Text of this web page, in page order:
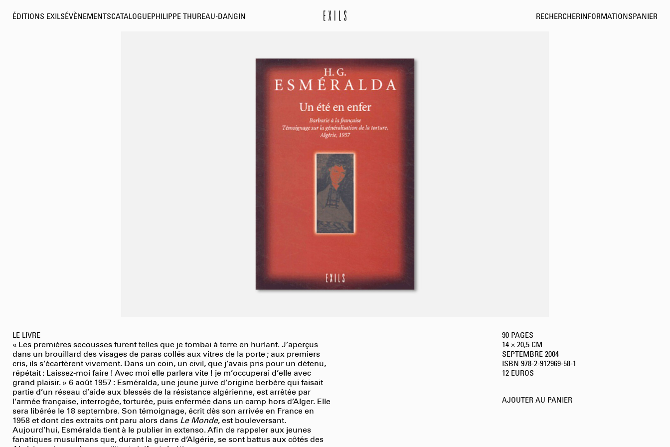
ÉDITIONS EXILSÉVÈNEMENTSCATALOGUEPHILIPPE THUREAU-DANGIN RECHERCHER INFORMATIONS PANIER
LE LIVRE
« Les premières secousses furent telles que je tombai à terre en hurlant. J’aperçus
dans un brouillard des visages de paras collés aux vitres de la porte ; aux premiers
cris, ils s’écartèrent vivement. Dans un coin, un civil, que j’avais pris pour un détenu,
répétait : Laissez-moi faire ! Avec moi elle parlera vite ! je m’occuperai d’elle avec
grand plaisir. » 6 août 1957 : Esméralda, une jeune juive d’origine berbère qui faisait
partie d’un réseau d’aide aux blessés de la résistance algérienne, est arrêtée par
l’armée française, interrogée, torturée, puis enfermée dans un camp hors d’Alger. Elle
sera libérée le 18 septembre. Son témoignage, écrit dès son arrivée en France en
1958 et dont des extraits ont paru alors dans Le Monde, est bouleversant.
Aujourd’hui, Esméralda tient à le publier in extenso. Afin de rappeler aux jeunes
fanatiques musulmans que, durant la guerre d’Algérie, se sont battus aux côtés des
90 PAGES
14 × 20,5 CM
SEPTEMBRE 2004
ISBN 978-2-912969-58-1
12 EUROS
AJOUTER AU PANIER